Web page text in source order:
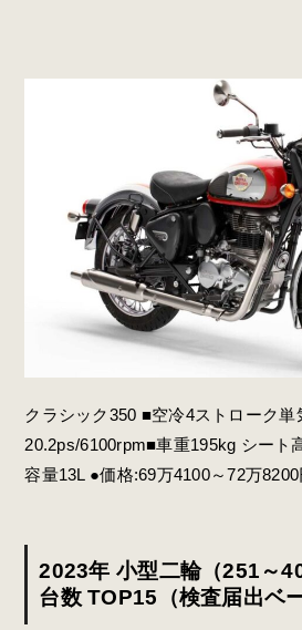
クラシック350 ■空冷4ストローク単
20.2ps/6100rpm■車重195kg シート
容量13L ●価格:69万4100～72万8200
2023年 小型二輪（251～
台数 TOP15（検査届出ベー